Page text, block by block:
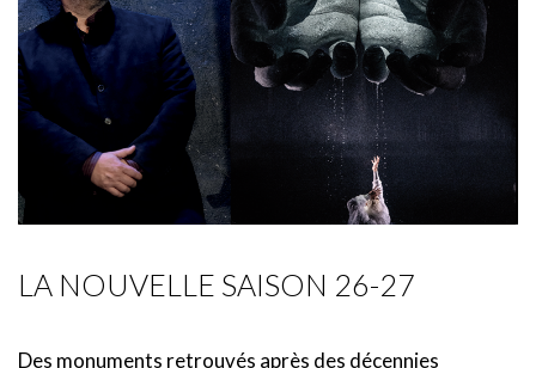
LA NOUVELLE SAISON 26-27
Des monuments retrouvés après des décennies